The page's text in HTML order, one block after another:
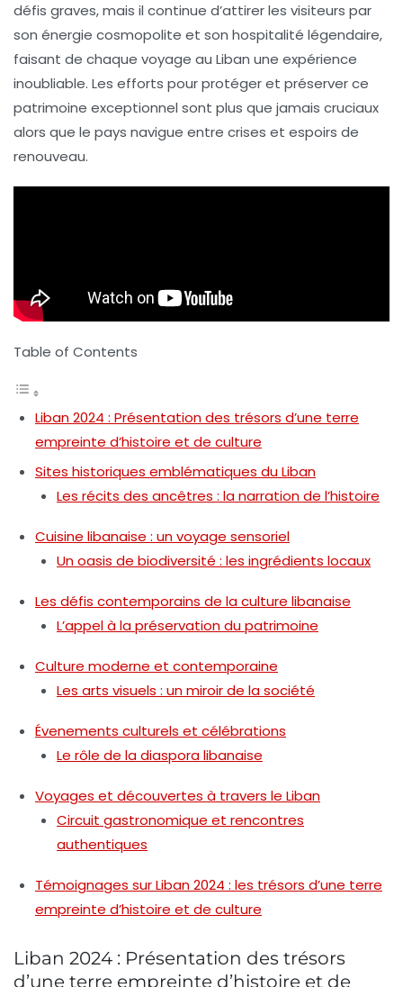
défis graves, mais il continue d’attirer les visiteurs par
son énergie cosmopolite et son hospitalité légendaire,
faisant de chaque voyage au Liban une expérience
inoubliable. Les efforts pour protéger et préserver ce
patrimoine exceptionnel sont plus que jamais cruciaux
alors que le pays navigue entre crises et espoirs de
renouveau.
Table of Contents
Liban 2024 : Présentation des trésors d’une terre
empreinte d’histoire et de culture
Sites historiques emblématiques du Liban
Les récits des ancêtres : la narration de l’histoire
Cuisine libanaise : un voyage sensoriel
Un oasis de biodiversité : les ingrédients locaux
Les défis contemporains de la culture libanaise
L’appel à la préservation du patrimoine
Culture moderne et contemporaine
Les arts visuels : un miroir de la société
Évenements culturels et célébrations
Le rôle de la diaspora libanaise
Voyages et découvertes à travers le Liban
Circuit gastronomique et rencontres
authentiques
Témoignages sur Liban 2024 : les trésors d’une terre
empreinte d’histoire et de culture
Liban 2024 : Présentation des trésors
d’une terre empreinte d’histoire et de